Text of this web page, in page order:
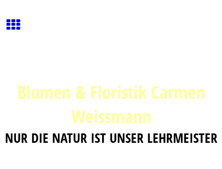
Blumen & Floristik Carmen
Weissmann
NUR DIE NATUR IST UNSER LEHRMEISTER